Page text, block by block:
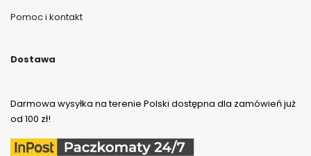
Pomoc i kontakt
Dostawa
Darmowa wysyłka na terenie Polski dostępna dla zamówień już
od 100 zł!